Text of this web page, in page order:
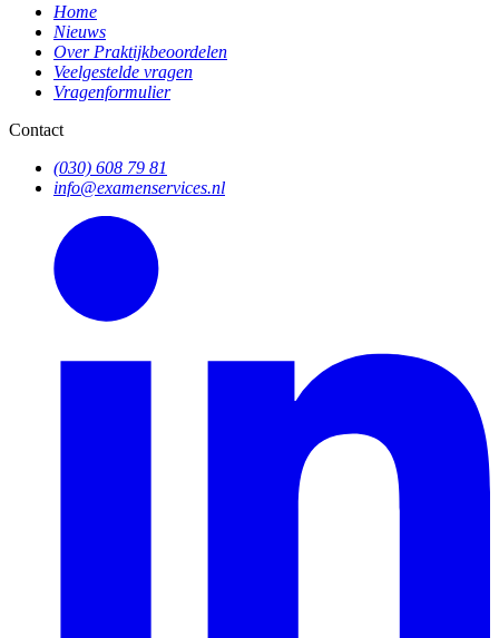
Home
Nieuws
Over Praktijkbeoordelen
Veelgestelde vragen
Vragenformulier
Contact
(030) 608 79 81
info@examenservices.nl